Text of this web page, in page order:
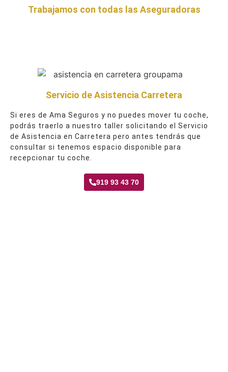
Trabajamos con todas las Aseguradoras
Servicio de Asistencia Carretera
Si eres de Ama Seguros y no puedes mover tu coche,
podrás traerlo a nuestro taller solicitando el Servicio
de Asistencia en Carretera pero antes tendrás que
consultar si tenemos espacio disponible para
recepcionar tu coche.
919 93 43 70